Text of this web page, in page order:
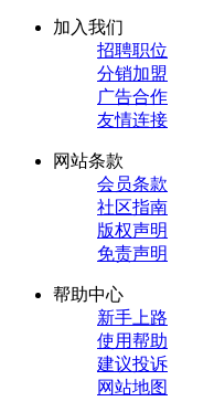
加入我们
招聘职位
分销加盟
广告合作
友情连接
网站条款
会员条款
社区指南
版权声明
免责声明
帮助中心
新手上路
使用帮助
建议投诉
网站地图